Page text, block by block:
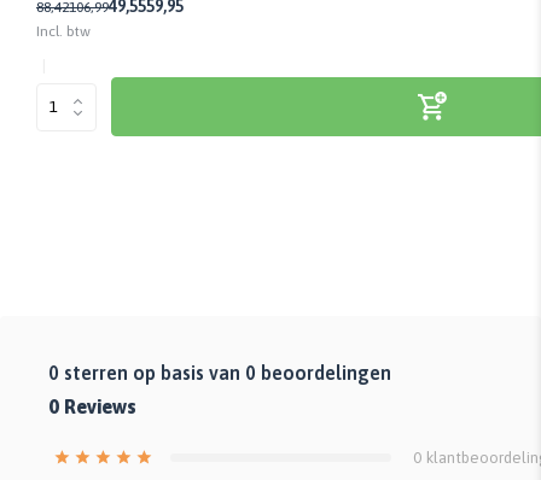
88,42106,9949,5559,95
Incl. btw
0 sterren op basis van 0 beoordelingen
0 Reviews
0